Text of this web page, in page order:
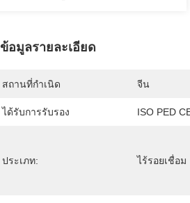
ข้อมูลรายละเอียด
สถานที่กำเนิด จีน
ได้รับการรับรอง ISO PED
ประเภท: ไร้รอยเชื่อม